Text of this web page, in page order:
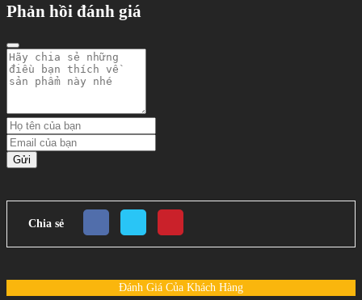
Phản hồi đánh giá
Gửi
Chia sẻ
Đánh Giá Của Khách Hàng